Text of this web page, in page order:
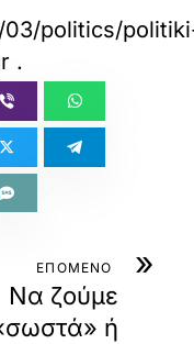
politics/
.
»
ΕΠΟΜΕΝΟ
Να ζούμε
ή